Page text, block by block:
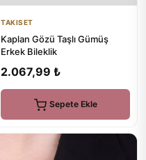
TAKISET
Kaplan Gözü Taşlı Gümüş
Erkek Bileklik
2.067,99 ₺
Sepete Ekle